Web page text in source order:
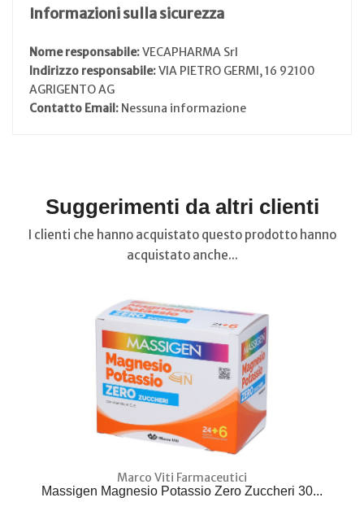
Informazioni sulla sicurezza
Nome responsabile:VECAPHARMA Srl
Indirizzo responsabile:VIA PIETRO GERMI, 16 92100
AGRIGENTO AG
Contatto Email: Nessuna informazione
Suggerimenti da altri clienti
I clienti che hanno acquistato questo prodotto hanno
acquistato anche...
Marco Viti Farmaceutici
Massigen Magnesio Potassio Zero Zuccheri 30...